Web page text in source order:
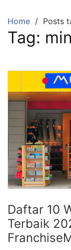
content
Home Posts
Tag:
Daftar 10
Terbaik